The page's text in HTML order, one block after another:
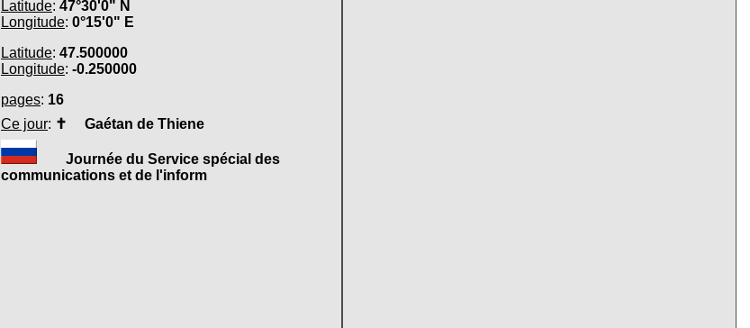
Latitude: 47°30'0" N
Longitude: 0°15'0" E
Latitude: 47.500000
Longitude: -0.250000
pages: 16
Ce jour: ✝ Gaétan de Thiene
Journée du Service spécial des
communications et de l'inform